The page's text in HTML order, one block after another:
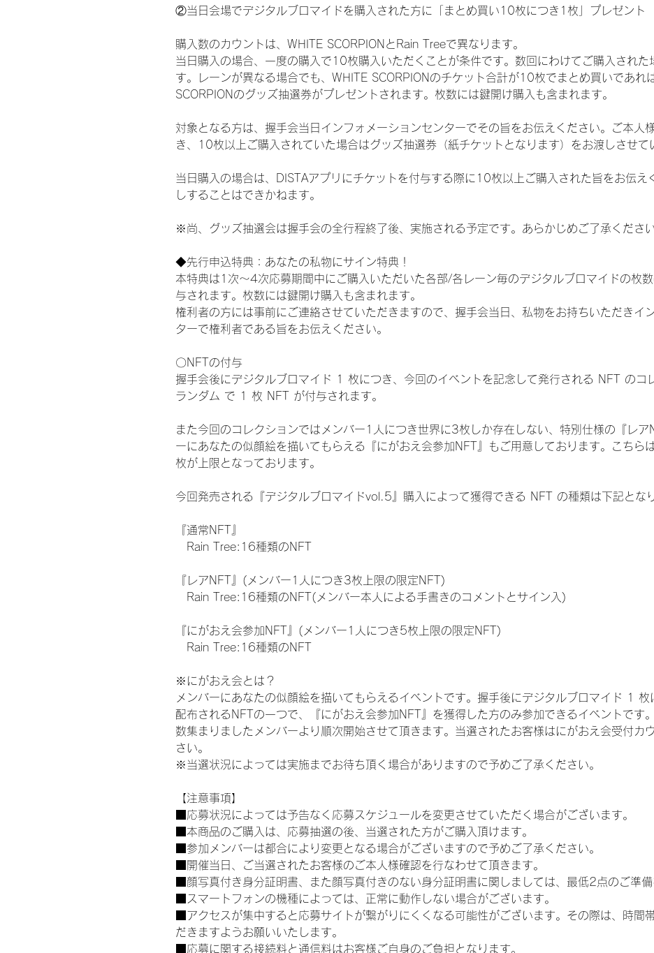
②当日会場でデジタルブロマイドを購入された方に「まとめ買い10枚につき1枚」プレゼント
購入数のカウントは、WHITE SCORPIONとRain Treeで異なります。
当日購入の場合、一度の購入で10枚購入いただくことが条件です。数回にわけてご購入された
す。レーンが異なる場合でも、WHITE SCORPIONのチケット合計が10枚でまとめ買いであれ
SCORPIONのグッズ抽選券がプレゼントされます。枚数には鍵開け購入も含まれます。
対象となる方は、握手会当日インフォメーションセンターでその旨をお伝えください。ご本人
き、10枚以上ご購入されていた場合はグッズ抽選券（紙チケットとなります）をお渡しさせて
当日購入の場合は、DISTAアプリにチケットを付与する際に10枚以上ご購入された旨をお伝え
しすることはできかねます。
※尚、グッズ抽選会は握手会の全行程終了後、実施される予定です。あらかじめご了承ください
◆先行申込特典：あなたの私物にサイン特典！
本特典は1次〜4次応募期間中にご購入いただいた各部/各レーン毎のデジタルブロマイドの枚
与されます。枚数には鍵開け購入も含まれます。
権利者の方には事前にご連絡させていただきますので、握手会当日、私物をお持ちいただきイ
ターで権利者である旨をお伝えください。
〇NFTの付与
握手会後にデジタルブロマイド 1 枚につき、今回のイベントを記念して発行される NFT のコ
ランダム で 1 枚 NFT が付与されます。
また今回のコレクションではメンバー1人につき世界に3枚しか存在しない、特別仕様の『レア
ーにあなたの似顔絵を描いてもらえる『にがおえ会参加NFT』もご用意しております。こちら
枚が上限となっております。
今回発売される『デジタルブロマイドvol.5』購入によって獲得できる NFT の種類は下記となり
『通常NFT』
Rain Tree:16種類のNFT
『レアNFT』(メンバー1人につき3枚上限の限定NFT)
Rain Tree:16種類のNFT(メンバー本人による手書きのコメントとサイン入)
『にがおえ会参加NFT』(メンバー1人につき5枚上限の限定NFT)
Rain Tree:16種類のNFT
※にがおえ会とは？
メンバーにあなたの似顔絵を描いてもらえるイベントです。握手後にデジタルブロマイド 1
配布されるNFTの一つで、『にがおえ会参加NFT』を獲得した方のみ参加できるイベントです
数集まりましたメンバーより順次開始させて頂きます。当選されたお客様はにがおえ会受付カ
さい。
※当選状況によっては実施までお待ち頂く場合がありますので予めご了承ください。
【注意事項】
■応募状況によっては予告なく応募スケジュールを変更させていただく場合がございます。
■本商品のご購入は、応募抽選の後、当選された方がご購入頂けます。
■参加メンバーは都合により変更となる場合がございますので予めご了承ください。
■開催当日、ご当選されたお客様のご本人様確認を行なわせて頂きます。
■顔写真付き身分証明書、また顔写真付きのない身分証明書に関しましては、最低2点のご準備
■スマートフォンの機種によっては、正常に動作しない場合がございます。
■アクセスが集中すると応募サイトが繋がりにくくなる可能性がございます。その際は、時間
だきますようお願いいたします。
■応募に関する接続料と通信料はお客様ご自身のご負担となります。